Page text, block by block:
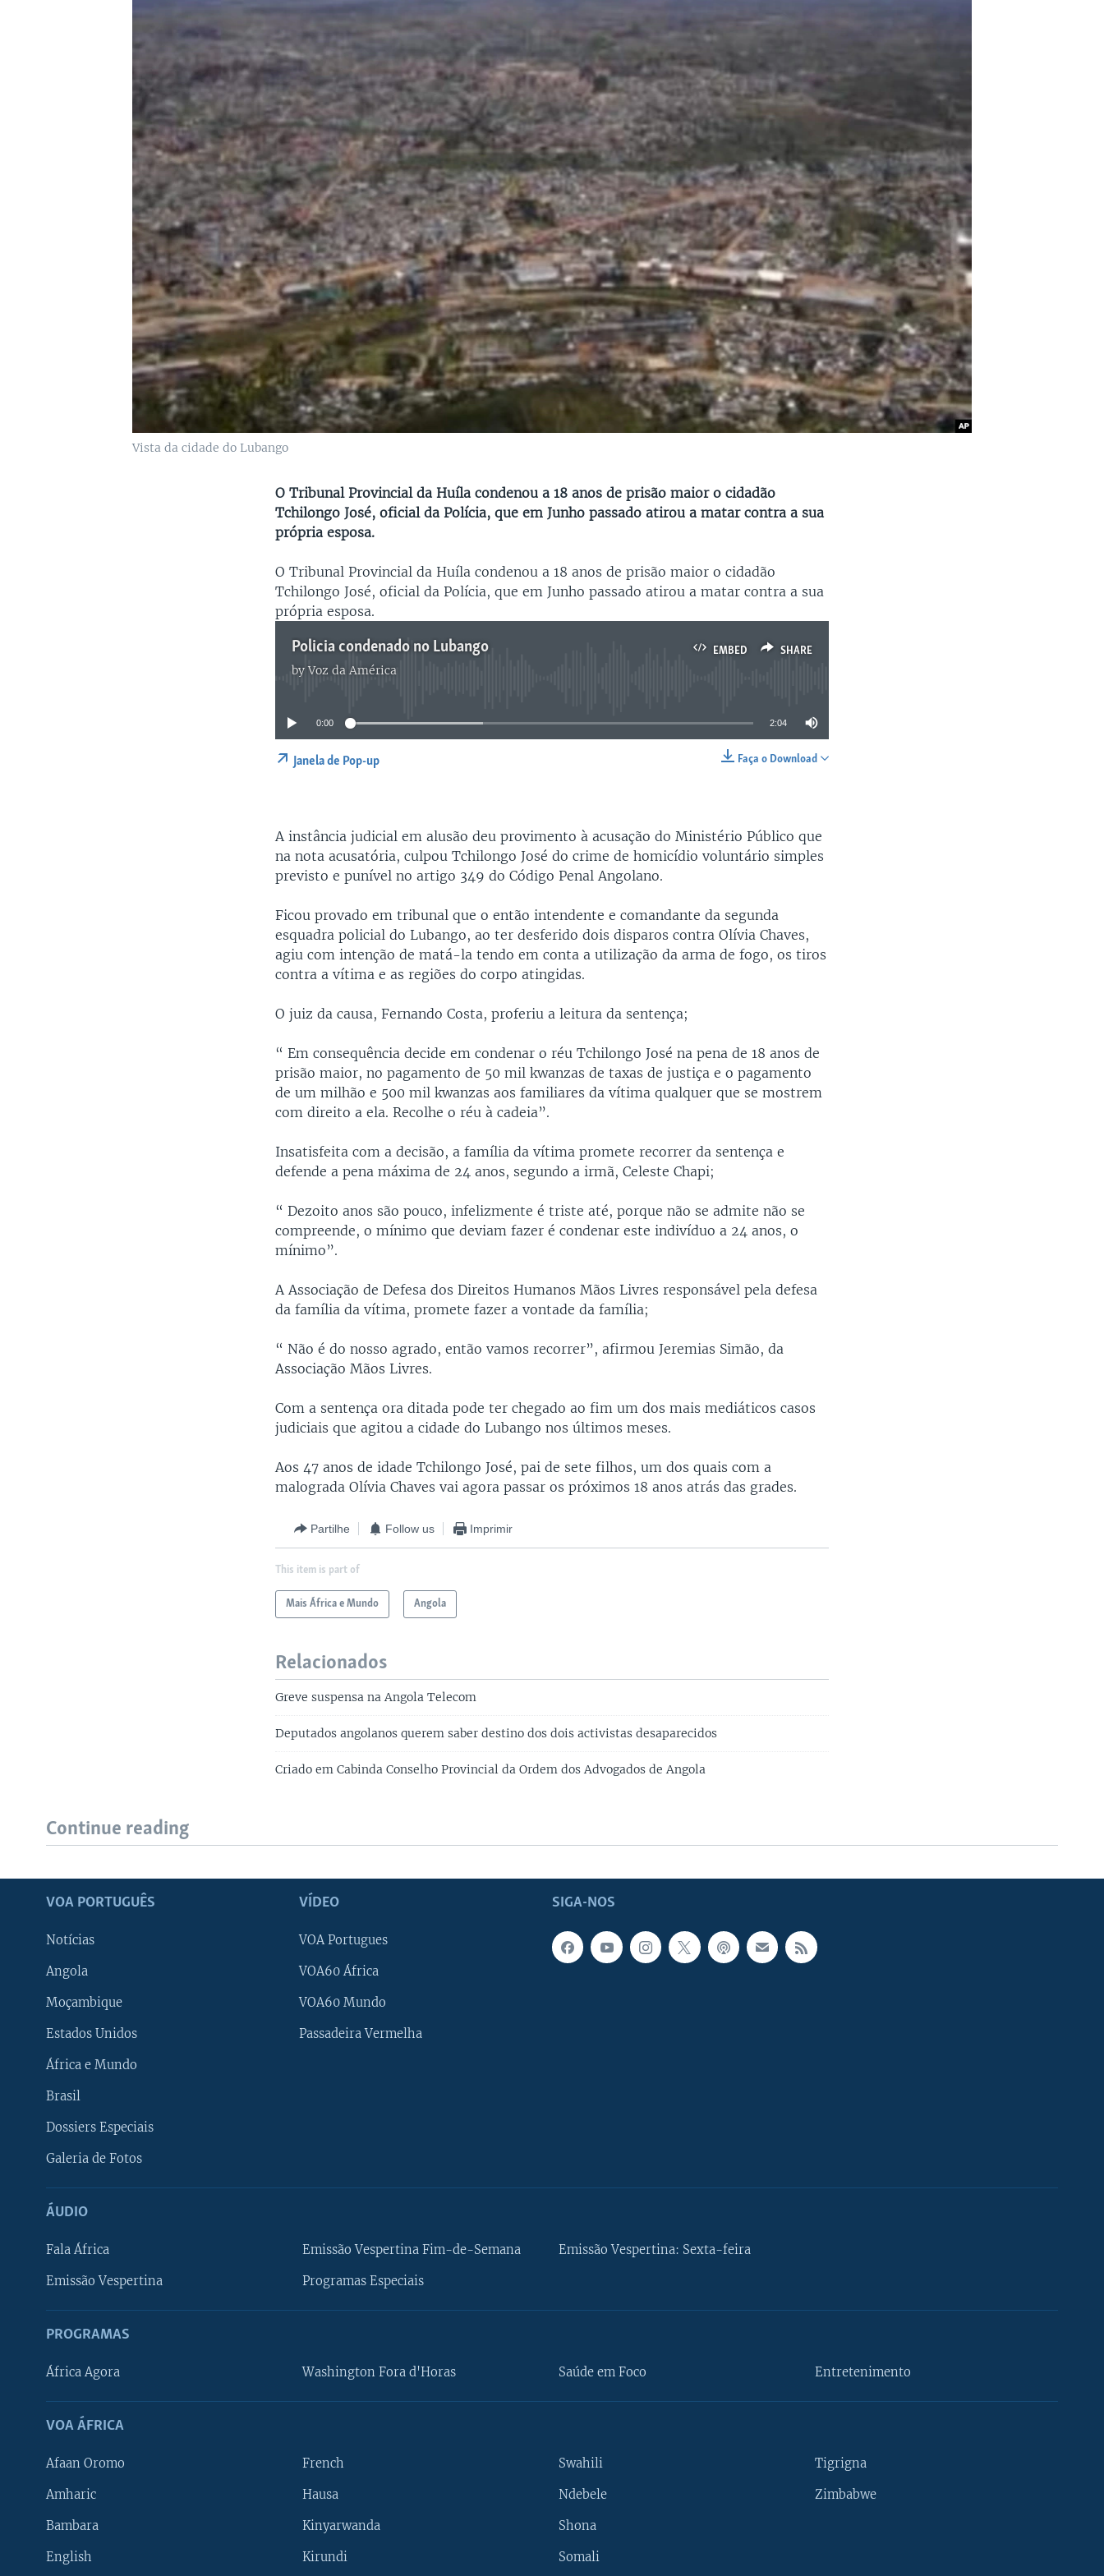
Vista da cidade do Lubango
O Tribunal Provincial da Huíla condenou a 18 anos de prisão maior o cidadão
Tchilongo José, oficial da Polícia, que em Junho passado atirou a matar contra a sua
própria esposa.
O Tribunal Provincial da Huíla condenou a 18 anos de prisão maior o cidadão
Tchilongo José, oficial da Polícia, que em Junho passado atirou a matar contra a sua
própria esposa.
EMBED SHARE
Policia condenado no Lubango
byVoz da América
0:00 2:04
Faça o Download
Janela de Pop-up
A instância judicial em alusão deu provimento à acusação do Ministério Público que
na nota acusatória, culpou Tchilongo José do crime de homicídio voluntário simples
previsto e punível no artigo 349 do Código Penal Angolano.
Ficou provado em tribunal que o então intendente e comandante da segunda
esquadra policial do Lubango, ao ter desferido dois disparos contra Olívia Chaves,
agiu com intenção de matá-la tendo em conta a utilização da arma de fogo, os tiros
contra a vítima e as regiões do corpo atingidas.
O juiz da causa, Fernando Costa, proferiu a leitura da sentença;
“ Em consequência decide em condenar o réu Tchilongo José na pena de 18 anos de
prisão maior, no pagamento de 50 mil kwanzas de taxas de justiça e o pagamento
de um milhão e 500 mil kwanzas aos familiares da vítima qualquer que se mostrem
com direito a ela. Recolhe o réu à cadeia”.
Insatisfeita com a decisão, a família da vítima promete recorrer da sentença e
defende a pena máxima de 24 anos, segundo a irmã, Celeste Chapi;
“ Dezoito anos são pouco, infelizmente é triste até, porque não se admite não se
compreende, o mínimo que deviam fazer é condenar este indivíduo a 24 anos, o
mínimo”.
A Associação de Defesa dos Direitos Humanos Mãos Livres responsável pela defesa
da família da vítima, promete fazer a vontade da família;
“ Não é do nosso agrado, então vamos recorrer”, afirmou Jeremias Simão, da
Associação Mãos Livres.
Com a sentença ora ditada pode ter chegado ao fim um dos mais mediáticos casos
judiciais que agitou a cidade do Lubango nos últimos meses.
Aos 47 anos de idade Tchilongo José, pai de sete filhos, um dos quais com a
malograda Olívia Chaves vai agora passar os próximos 18 anos atrás das grades.
Partilhe Follow us Imprimir
This item is part of
Mais África e Mundo Angola
Relacionados
Greve suspensa na Angola Telecom
Deputados angolanos querem saber destino dos dois activistas desaparecidos
Criado em Cabinda Conselho Provincial da Ordem dos Advogados de Angola
Continue reading
SIGA-NOS
VOA PORTUGUÊS
Notícias
Angola
Moçambique
Estados Unidos
África e Mundo
Brasil
Dossiers Especiais
Galeria de Fotos
VÍDEO
VOA Portugues
VOA60 África
VOA60 Mundo
Passadeira Vermelha
ÁUDIO
Fala África
Emissão Vespertina
Emissão Vespertina Fim-de-Semana
Programas Especiais
Emissão Vespertina: Sexta-feira
PROGRAMAS
África Agora Washington Fora d'Horas Saúde em Foco Entretenimento
VOA ÁFRICA
Afaan Oromo
Amharic
Bambara
English
French
Hausa
Kinyarwanda
Kirundi
Swahili
Ndebele
Shona
Somali
Tigrigna
Zimbabwe